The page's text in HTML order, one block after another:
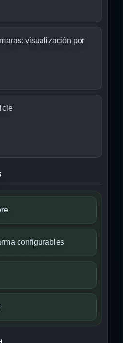
visualización por
configurables